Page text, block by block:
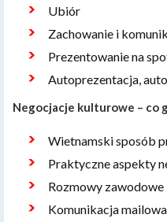
Ubiór
Zachowanie i
Prezentowanie na
Autoprezentacja,
Negocjacje kulturowe – co
Wietnamski sposób
Praktyczne aspekty
Rozmowy
Komunikacja mailowa